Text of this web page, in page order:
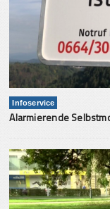
Infoservice
Alarmierende